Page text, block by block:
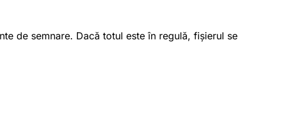
de semnare. Dacă totul este în regulă, fișierul se